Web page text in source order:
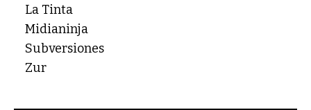
La Tinta
Midianinja
Subversiones
Zur